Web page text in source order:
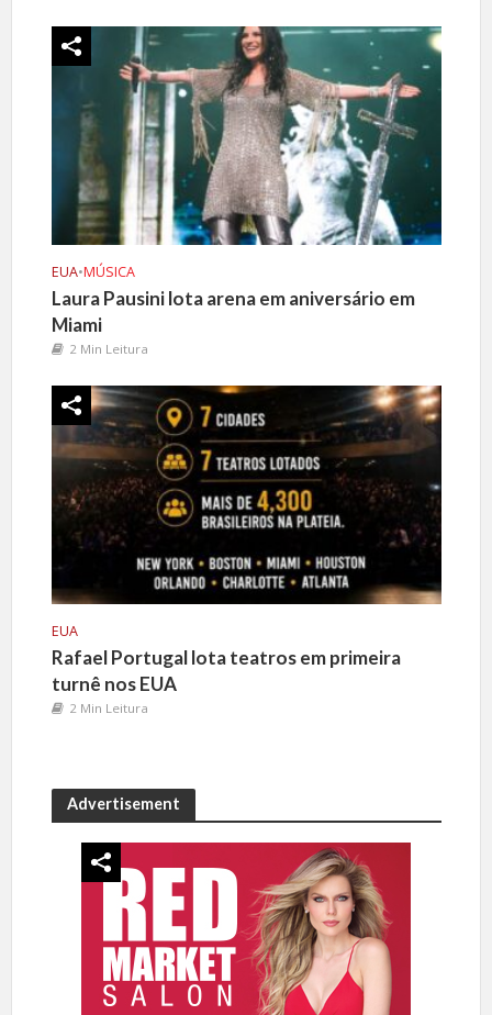
EUA•MÚSICA
Laura Pausini lota arena em aniversário em
Miami
2 Min Leitura
EUA
Rafael Portugal lota teatros em primeira
turnê nos EUA
2 Min Leitura
Advertisement